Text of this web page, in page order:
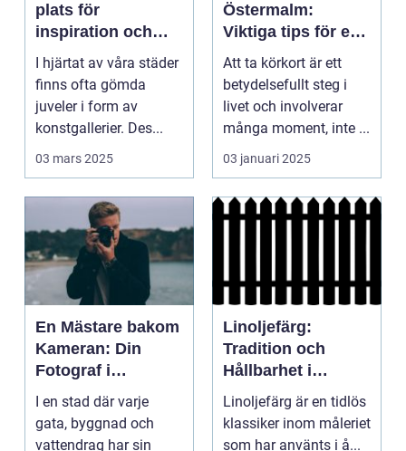
plats för
inspiration och
kreativ upplevelse
I hjärtat av våra städer
finns ofta gömda
juveler i form av
konstgallerier. Des...
03 mars 2025
Östermalm:
Viktiga tips för en
perfekt bild
Att ta körkort är ett
betydelsefullt steg i
livet och involverar
många moment, inte ...
03 januari 2025
En Mästare bakom
Kameran: Din
Fotograf i
Stockholm
I en stad där varje
gata, byggnad och
vattendrag har sin
Linoljefärg:
Tradition och
Hållbarhet i
Modern Tappning
Linoljefärg är en tidlös
klassiker inom måleriet
som har använts i å...